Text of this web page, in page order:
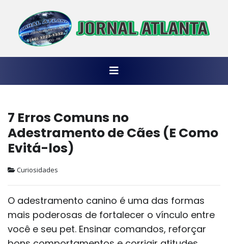
7 Erros Comuns no
Adestramento de Cães (E Como
Evitá-los)
Curiosidades
O adestramento canino é uma das formas
mais poderosas de fortalecer o vínculo entre
você e seu pet. Ensinar comandos, reforçar